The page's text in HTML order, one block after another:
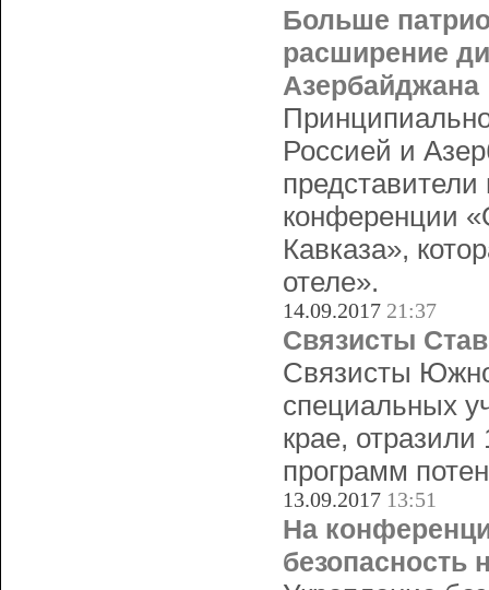
Больше
расширение
Азербайджана
Россией и
представители
конференции
Кавказа»,
отеле».
14.09.2017 21:37
Связисты
Связисты
специальных
крае, отразили
программ
13.09.2017 13:51
На
безопасность